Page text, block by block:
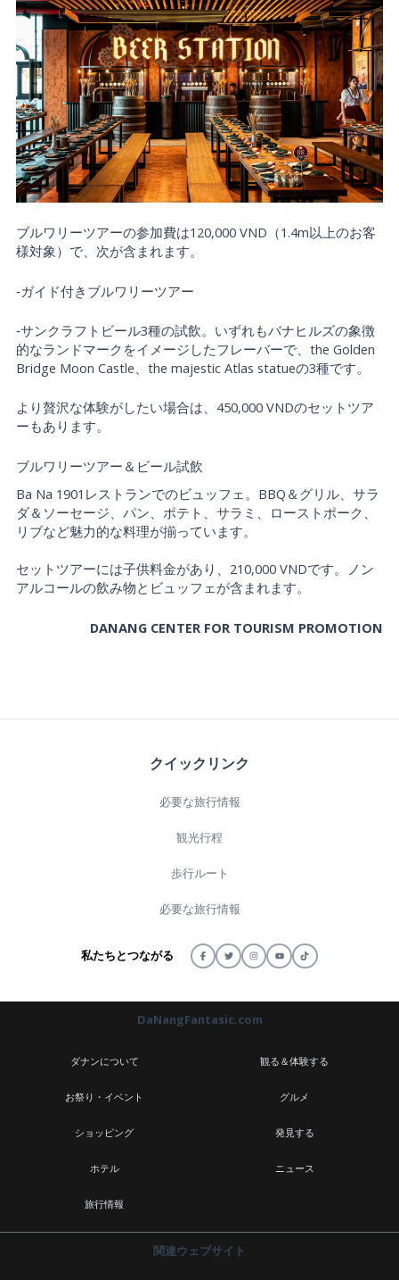
ブルワリーツアーの参加費は120,000 VND（1.4m以上のお客
様対象）で、次が含まれます。
‐ガイド付きブルワリーツアー
‐サンクラフトビール3種の試飲。いずれもバナヒルズの象徴
的なランドマークをイメージしたフレーバーで、the Golden
Bridge Moon Castle、the majestic Atlas statueの3種です。
より贅沢な体験がしたい場合は、450,000 VNDのセットツア
ーもあります。
ブルワリーツアー＆ビール試飲
Ba Na 1901レストランでのビュッフェ。BBQ＆グリル、サラ
ダ＆ソーセージ、パン、ポテト、サラミ、ローストポーク、
リブなど魅力的な料理が揃っています。
セットツアーには子供料金があり、210,000 VNDです。ノン
アルコールの飲み物とビュッフェが含まれます。
DANANG CENTER FOR TOURISM PROMOTION
クイックリンク
必要な旅行情報
観光行程
歩行ルート
必要な旅行情報
私たちとつながる
DaNangFantasic.com
ダナンについて 観る＆体験する
お祭り・イベント グルメ
ショッピング 発見する
ホテル ニュース
旅行情報
関連ウェブサイト